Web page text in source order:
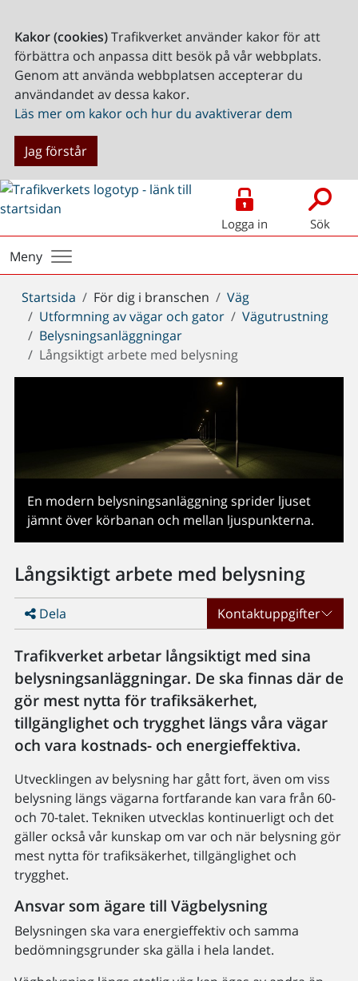
Kakor (cookies)Trafikverket använder kakor för att
förbättra och anpassa ditt besök på vår webbplats.
Genom att använda webbplatsen accepterar du
användandet av dessa kakor.
Läs mer om kakor och hur du avaktiverar dem
Jag förstår
Logga in Sök
Meny
Du
är
här:
Startsida För dig i branschen
Väg
Utformning av vägar och gator
Vägutrustning
Belysningsanläggningar
Långsiktigt arbete med belysning
En modern belysningsanläggning sprider ljuset
jämnt över körbanan och mellan ljuspunkterna.
Långsiktigt arbete med belysning
Dela Kontaktuppgifter
Trafikverket arbetar långsiktigt med sina
belysningsanläggningar. De ska finnas där de
gör mest nytta för trafiksäkerhet,
tillgänglighet och trygghet längs våra vägar
och vara kostnads- och energieffektiva.
Utvecklingen av belysning har gått fort, även om viss
belysning längs vägarna fortfarande kan vara från 60-
och 70-talet. Tekniken utvecklas kontinuerligt och det
gäller också vår kunskap om var och när belysning gör
mest nytta för trafiksäkerhet, tillgänglighet och
trygghet.
Ansvar som ägare till Vägbelysning
Belysningen ska vara energieffektiv och samma
bedömningsgrunder ska gälla i hela landet.